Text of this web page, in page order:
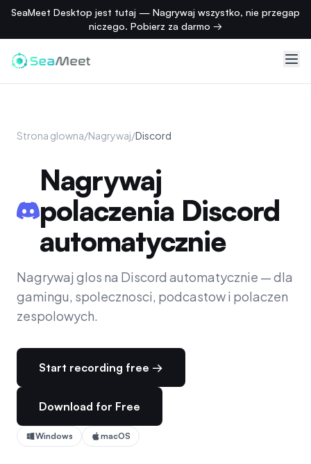
SeaMeet Desktop jest tutaj — Nagrywaj wszystko, nie przegap
niczego. Pobierz za darmo →
Strona glowna/Nagrywaj/Discord
Nagrywaj
polaczenia Discord
automatycznie
Nagrywaj glos na Discord automatycznie — dla
gamingu, spolecznosci, podcastow i polaczen
zespolowych.
Start recording free →
Download for Free
Windows macOS